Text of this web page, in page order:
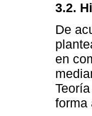
3.2.
De
en
forma